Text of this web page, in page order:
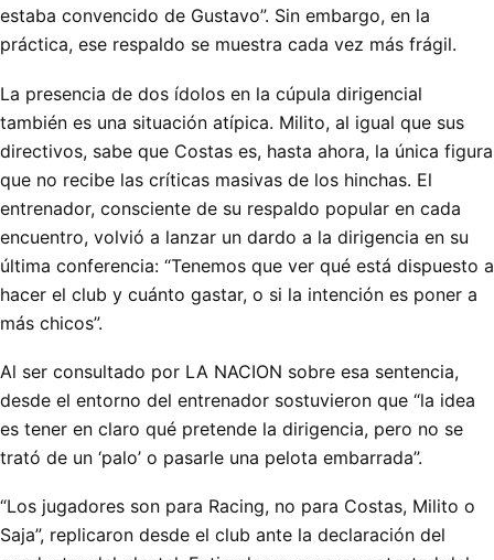
estaba convencido de Gustavo”. Sin embargo, en la
práctica, ese respaldo se muestra cada vez más frágil.
La presencia de dos ídolos en la cúpula dirigencial
también es una situación atípica. Milito, al igual que sus
directivos, sabe que Costas es, hasta ahora, la única figura
que no recibe las críticas masivas de los hinchas. El
entrenador, consciente de su respaldo popular en cada
encuentro, volvió a lanzar un dardo a la dirigencia en su
última conferencia: “Tenemos que ver qué está dispuesto a
hacer el club y cuánto gastar, o si la intención es poner a
más chicos”.
Al ser consultado por LA NACION sobre esa sentencia,
desde el entorno del entrenador sostuvieron que “la idea
es tener en claro qué pretende la dirigencia, pero no se
trató de un ‘palo’ o pasarle una pelota embarrada”.
“Los jugadores son para Racing, no para Costas, Milito o
Saja”, replicaron desde el club ante la declaración del